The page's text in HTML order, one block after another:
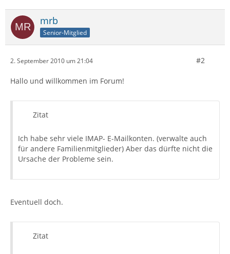
mrb
Senior-Mitglied
2. September 2010 um 21:04 #2
Hallo und willkommen im Forum!
Zitat
Ich habe sehr viele IMAP- E-Mailkonten. (verwalte auch
für andere Familienmitglieder) Aber das dürfte nicht die
Ursache der Probleme sein.
Eventuell doch.
Zitat